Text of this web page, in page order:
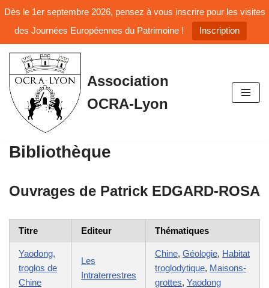
Dès le 1er septembre 2026, pensez à vous inscrire pour les visites
des Journées Européennes du Patrimoine !
Inscription
Aller
au
contenu
Association
OCRA-Lyon
Bibliothèque
Ouvrages de Patrick EDGARD-ROSA
Titre Editeur Thématiques
Yaodong,
troglos de
Chine
Les
Intraterrestres
Chine, Géologie, Habitat
troglodytique, Maisons-
grottes, Yaodong